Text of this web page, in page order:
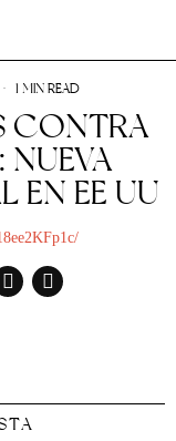
1 MIN READ
CONTRA
EN EE UU